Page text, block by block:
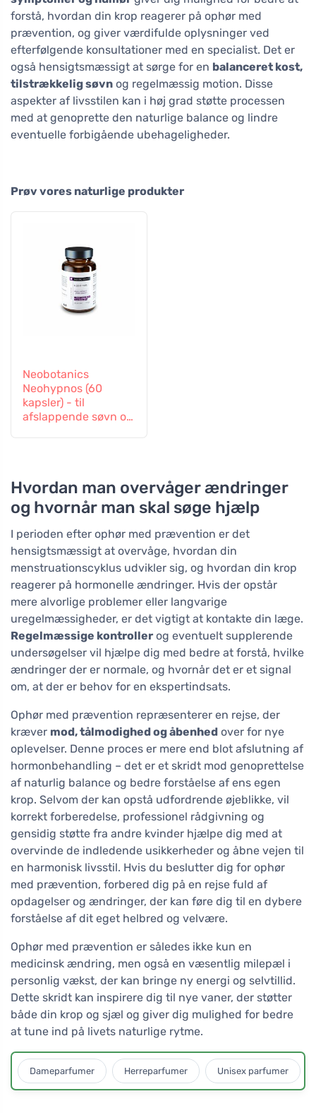
forstå, hvordan din krop reagerer på ophør med
prævention, og giver værdifulde oplysninger ved
efterfølgende konsultationer med en specialist. Det er
også hensigtsmæssigt at sørge for en balanceret kost,
tilstrækkelig søvn og regelmæssig motion. Disse
aspekter af livsstilen kan i høj grad støtte processen
med at genoprette den naturlige balance og lindre
eventuelle forbigående ubehageligheder.
Prøv vores naturlige produkter
Neobotanics
Neohypnos (60
kapsler) - til
afslappende søvn og
Hvordan man overvåger ændringer
og hvornår man skal søge hjælp
I perioden efter ophør med prævention er det
hensigtsmæssigt at overvåge, hvordan din
menstruationscyklus udvikler sig, og hvordan din krop
reagerer på hormonelle ændringer. Hvis der opstår
mere alvorlige problemer eller langvarige
uregelmæssigheder, er det vigtigt at kontakte din læge.
Regelmæssige kontroller og eventuelt supplerende
undersøgelser vil hjælpe dig med bedre at forstå, hvilke
ændringer der er normale, og hvornår det er et signal
om, at der er behov for en ekspertindsats.
Ophør med prævention repræsenterer en rejse, der
kræver mod, tålmodighed og åbenhed over for nye
oplevelser. Denne proces er mere end blot afslutning af
hormonbehandling – det er et skridt mod genoprettelse
af naturlig balance og bedre forståelse af ens egen
krop. Selvom der kan opstå udfordrende øjeblikke, vil
korrekt forberedelse, professionel rådgivning og
gensidig støtte fra andre kvinder hjælpe dig med at
overvinde de indledende usikkerheder og åbne vejen til
en harmonisk livsstil. Hvis du beslutter dig for ophør
med prævention, forbered dig på en rejse fuld af
opdagelser og ændringer, der kan føre dig til en dybere
forståelse af dit eget helbred og velvære.
Ophør med prævention er således ikke kun en
medicinsk ændring, men også en væsentlig milepæl i
personlig vækst, der kan bringe ny energi og selvtillid.
Dette skridt kan inspirere dig til nye vaner, der støtter
både din krop og sjæl og giver dig mulighed for bedre
at tune ind på livets naturlige rytme.
Dameparfumer Herreparfumer Unisex parfumer